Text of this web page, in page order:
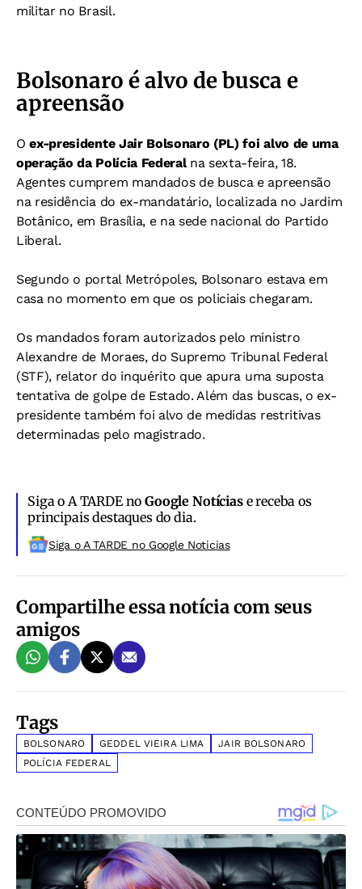
militar no Brasil.
Bolsonaro é alvo de busca e
apreensão
Oex-presidente Jair Bolsonaro (PL) foi alvo de uma
operação da Polícia Federalna sexta-feira, 18.
Agentes cumprem mandados de busca e apreensão
na residência do ex-mandatário, localizada no Jardim
Botânico, em Brasília, e na sede nacional do Partido
Liberal.
Segundo o portal Metrópoles, Bolsonaro estava em
casa no momento em que os policiais chegaram.
Os mandados foram autorizados pelo ministro
Alexandre de Moraes, do Supremo Tribunal Federal
(STF), relator do inquérito que apura uma suposta
tentativa de golpe de Estado. Além das buscas, o ex-
presidente também foi alvo de medidas restritivas
determinadas pelo magistrado.
Siga o A TARDE noGoogle Notíciase receba os
principais destaques do dia.
Siga o A TARDE no Google Noticias
Compartilhe essa notícia com seus
amigos
Tags
BOLSONARO GEDDEL VIEIRA LIMA
JAIR BOLSONARO
POLÍCIA FEDERAL